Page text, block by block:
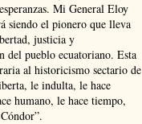
Mi General Eloy
siendo el pionero que lleva
justicia y
del pueblo ecuatoriano. Esta
al historicismo sectario de
le indulta, le hace
humano, le hace tiempo,